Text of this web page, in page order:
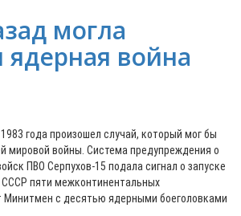
могла
ядерная война
года произошел случай, который мог бы
мировой войны. Система предупреждения о
ПВО Серпухов-15 подала сигнал о запуске
пяти межконтинентальных
Минитмен с десятью ядерными боеголовками